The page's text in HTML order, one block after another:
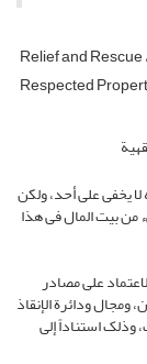
Relief and Rescue
Respected
لا یخفى على أحد، ولکن
من بیت المال فی هذا
علی مصادر
ومجال ودائرة الإنقاذ
وذلک استناداً إلى